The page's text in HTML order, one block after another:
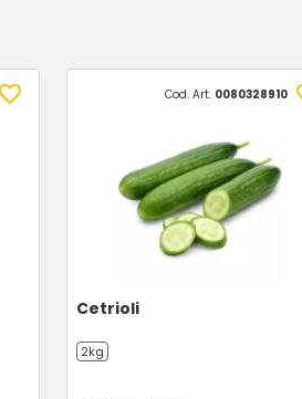
Cod. Art. 0080328910
Cetrioli
2kg